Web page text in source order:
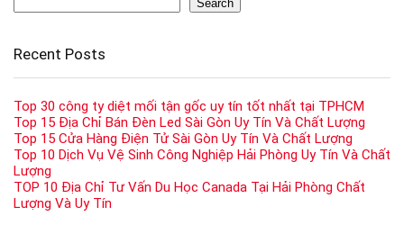
Search
Recent Posts
Top 30 công ty diệt mối tận gốc uy tín tốt nhất tại TPHCM
Top 15 Địa Chỉ Bán Đèn Led Sài Gòn Uy Tín Và Chất Lượng
Top 15 Cửa Hàng Điện Tử Sài Gòn Uy Tín Và Chất Lượng
Top 10 Dịch Vụ Vệ Sinh Công Nghiệp Hải Phòng Uy Tín Và Chất
Lượng
TOP 10 Địa Chỉ Tư Vấn Du Học Canada Tại Hải Phòng Chất
Lượng Và Uy Tín